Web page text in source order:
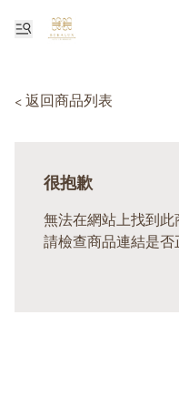
< 返回商品列表
很抱歉
無法在網站上找到此
請檢查商品連結是否